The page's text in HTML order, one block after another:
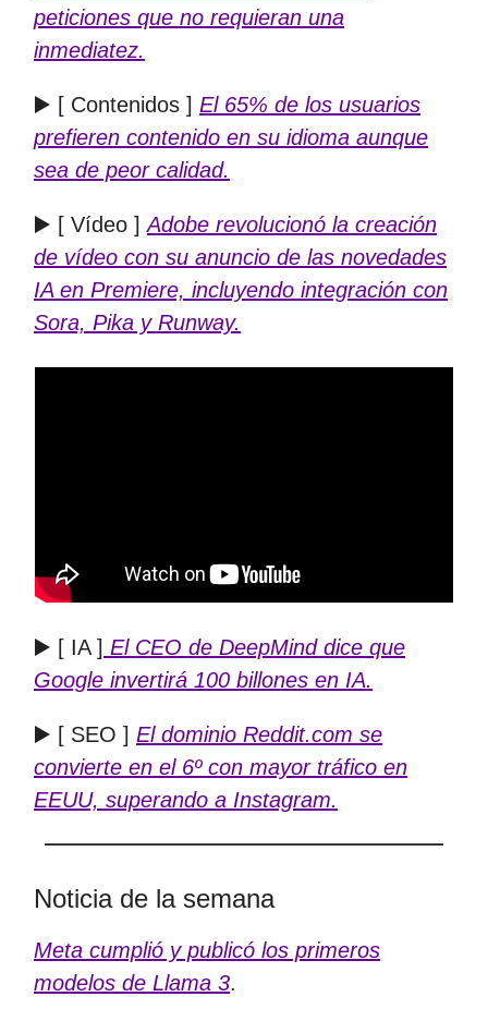
peticiones que no requieran una
inmediatez.
▶️ [ Contenidos ] El 65% de los usuarios
prefieren contenido en su idioma aunque
sea de peor calidad.
▶️ [ Vídeo ]Adobe revolucionó la creación
de vídeo con su anuncio de las novedades
IA en Premiere, incluyendo integración con
Sora, Pika y Runway.
▶️ [ IA ] El CEO de DeepMind dice que
Google invertirá 100 billones en IA.
▶️ [ SEO ] El dominio Reddit.com se
convierte en el 6º con mayor tráfico en
EEUU, superando a Instagram.
Noticia de la semana
Meta cumplió y publicó los primeros
modelos de Llama 3.